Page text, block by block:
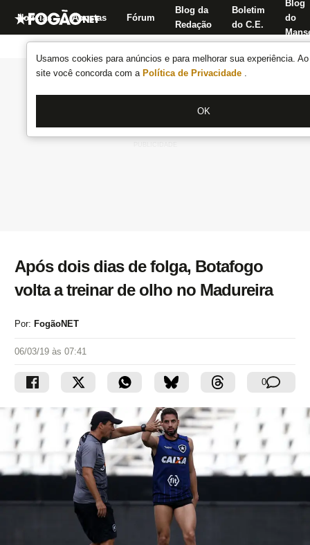
Usamos cookies para anúncios e para melhorar sua experiência.
site você concorda com a Política de Privacidade .
OK
Notícias Apostas Fórum
Blog da
Redação
Boletim
do C.E.
Blog
do
Após dois dias de folga, Botafogo
volta a treinar de olho no Madureira
Por: FogãoNET
06/03/19 às 07:41
0